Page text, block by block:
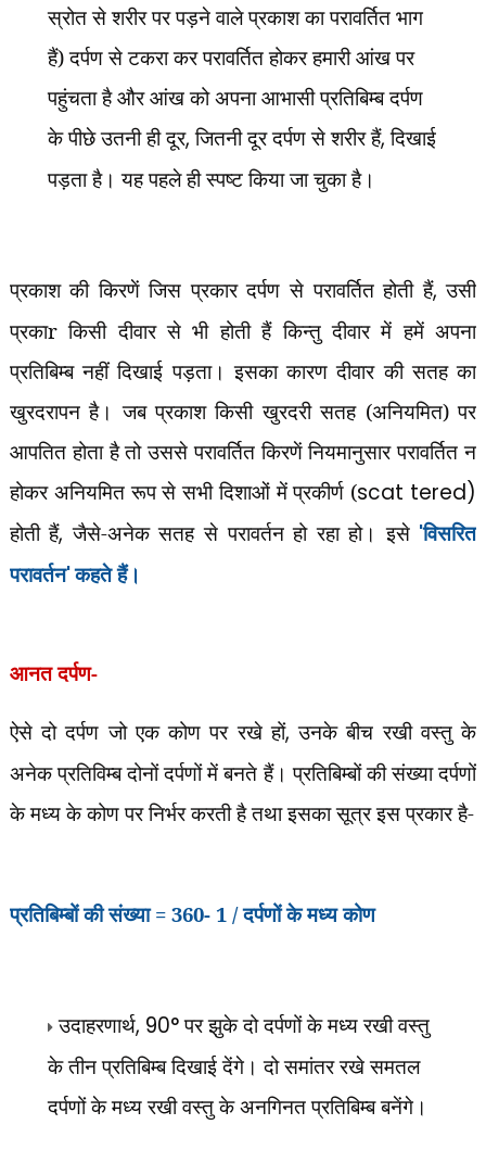
स्रोत से शरीर पर पड़ने वाले प्रकाश का परावर्तित भाग
हैं) दर्पण से टकरा कर परावर्तित होकर हमारी आंख पर
पहुंचता है और आंख को अपना आभासी प्रतिबिम्ब दर्पण
के पीछे उतनी ही दूर,जितनी दूर दर्पण से शरीर हैं,दिखाई
पड़ता है। यह पहले ही स्पष्ट किया जा चुका है।
प्रकाश की किरणें जिस प्रकार दर्पण से परावर्तित होती हैं,उसी
प्रकाr किसी दीवार से भी होती हैं किन्तु दीवार में हमें अपना
प्रतिबिम्ब नहीं दिखाई पड़ता। इसका कारण दीवार की सतह का
खुरदरापन है। जब प्रकाश किसी खुरदरी सतह (अनियमित) पर
आपतित होता है तो उससे परावर्तित किरणें नियमानुसार परावर्तित न
होकर अनियमित रूप से सभी दिशाओं में प्रकीर्ण (scat tered)
होती हैं,जैसे-अनेक सतह से परावर्तन हो रहा हो। इसे 'विसरित
परावर्तन'कहते हैं।
आनत दर्पण-
ऐसे दो दर्पण जो एक कोण पर रखे हों,उनके बीच रखी वस्तु के
अनेक प्रतिविम्ब दोनों दर्पणों में बनते हैं। प्रतिबिम्बों की संख्या दर्पणों
के मध्य के कोण पर निर्भर करती है तथा इसका सूत्र इस प्रकार है-
प्रतिबिम्बों की संख्या = 360- 1 /दर्पणों के मध्य कोण
उदाहरणार्थ, 90°पर झुके दो दर्पणों के मध्य रखी वस्तु
के तीन प्रतिबिम्ब दिखाई देंगे। दो समांतर रखे समतल
दर्पणों के मध्य रखी वस्तु के अनगिनत प्रतिबिम्ब बनेंगे।